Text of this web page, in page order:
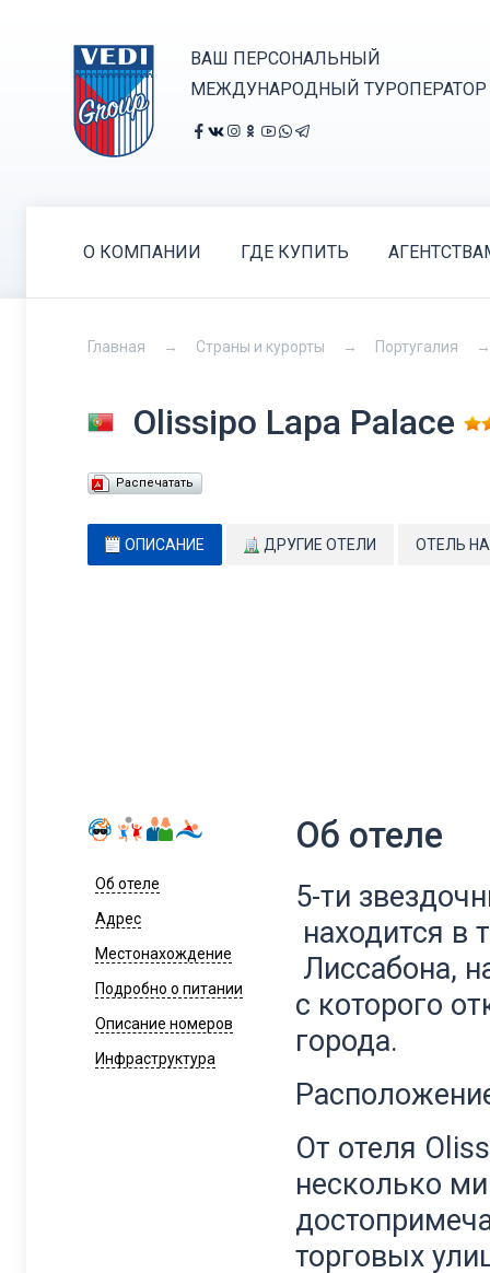
ВАШ ПЕРСОНАЛЬНЫЙ
МЕЖДУНАРОДНЫЙ ТУРОПЕРАТОР
О КОМПАНИИ ГДЕ КУПИТЬ
Главная Страны и курорты Португалия
Olissipo Lapa Palace
Распечатать
ОПИСАНИЕ ДРУГИЕ ОТЕЛИ ОТЕЛЬ
Об отеле
Адрес
Местонахождение
Подробно о питании
Описание номеров
Инфраструктура
Об отеле
5-ти
находится в
Лиссабона,
с которого
города.
От отеля
несколько
торговых